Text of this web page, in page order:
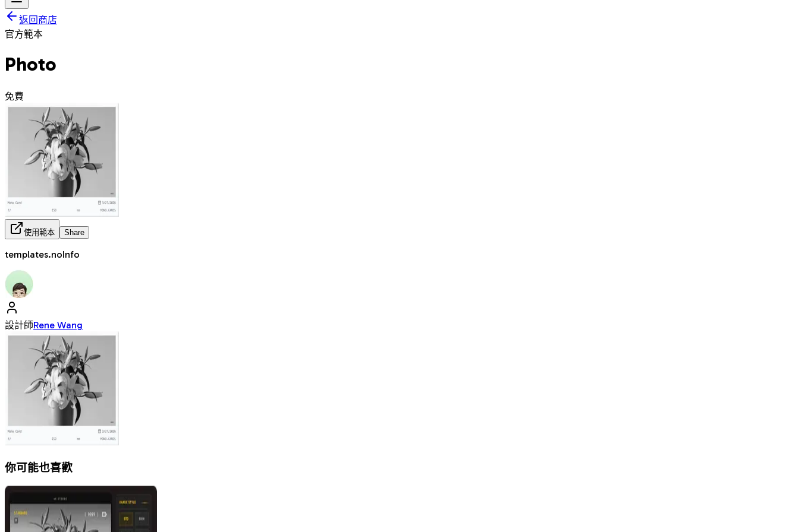
返回商店
官方範本
Photo
免費
使用範本 Share
templates.noInfo
設計師Rene Wang
你可能也喜歡